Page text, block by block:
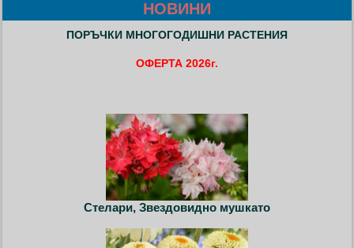
НОВИНИ
ПОРЪЧКИ МНОГОГОДИШНИ РАСТЕНИЯ
ОФЕРТА 2026г.
Стелари, Звездовидно мушкато